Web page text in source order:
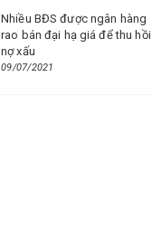
Nhiều BĐS được ngân hàng
rao bán đại hạ giá để thu hồi
nợ xấu
09/07/2021